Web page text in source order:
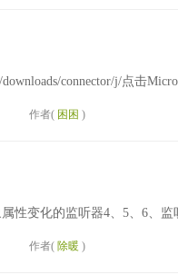
connector/j/点击
作者( 困困 )
性变化的监听器4、5、6、
作者( 除暖 )